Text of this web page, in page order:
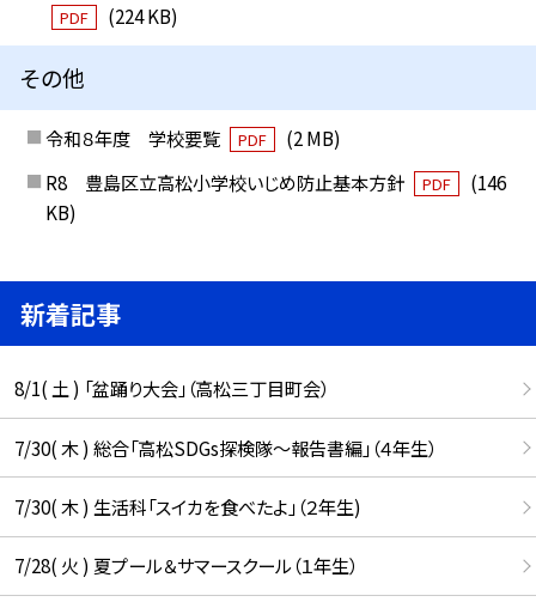
PDF (224 KB)
その他
令和８年度 学校要覧 PDF
(2 MB)
R8 豊島区立高松小学校いじめ防止基本方針
PDF
(146
KB)
新着記事
8/1( 土 ) 「盆踊り大会」（高松三丁目町会）
7/30( 木 ) 総合「高松SDGs探検隊〜報告書編」（４年生）
7/30( 木 ) 生活科「スイカを食べたよ」（２年生)
7/28( 火 ) 夏プール＆サマースクール（１年生）